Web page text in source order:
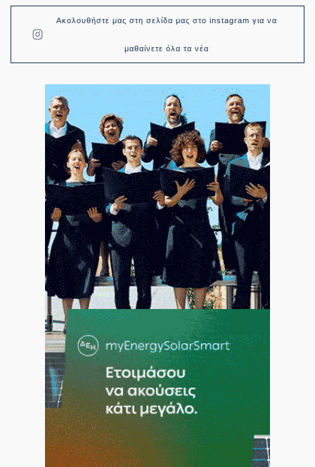
Ακολουθήστε μας στη σελίδα μας στο instagram για να
μαθαίνετε όλα τα νέα